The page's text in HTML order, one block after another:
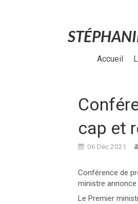
Accueil
cap et
06 Déc 2021
Conférence de
ministre
Le Premier